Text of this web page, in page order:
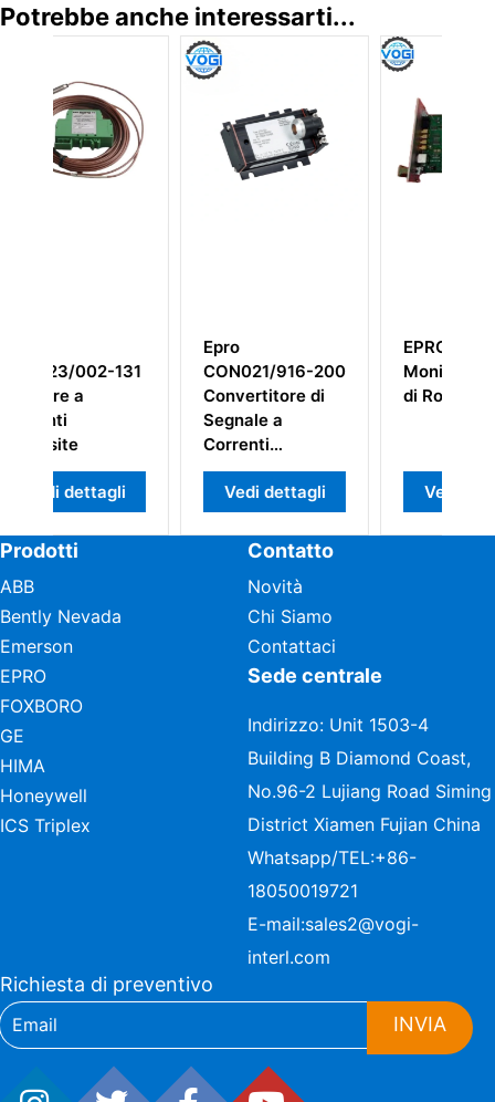
Potrebbe anche interessarti...
CON021/916-200
Convertitore di
Parassite
Vedi dettagli
EPRO MMS6310
Monitor di Impulsi
di Rotazione
Vedi dettagli
Prodotti
ABB
Bently Nevada
Emerson
EPRO
FOXBORO
GE
HIMA
Honeywell
ICS Triplex
Contatto
Novità
Chi Siamo
Contattaci
Sede centrale
Indirizzo: Unit 1503-4
Building B Diamond Coast,
No.96-2 Lujiang Road Siming
District Xiamen Fujian China
Whatsapp/TEL:+86-
18050019721
E-mail:sales2@vogi-
interl.com
Richiesta di preventivo
INVIA